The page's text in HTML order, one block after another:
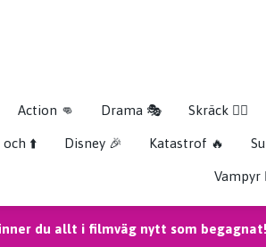
Action 👊 Drama 🎭 Skräck 🧟‍♂️
och ⬆️ Disney 🎉 Katastrof 🔥
Vampyr
du allt i filmväg nytt som